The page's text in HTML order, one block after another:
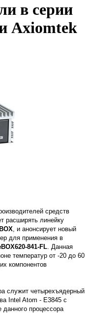
в серии
Axiomtek
средств
расширять линейку
, и анонсирует новый
для применения в
841-FL . Данная
температур от -20 до 60
компонентов
служит четырехъядерный
Intel Atom - E3845 с
данного процессора